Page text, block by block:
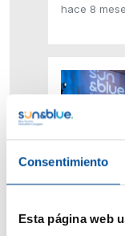
Consentimiento
Esta página web
hace 8